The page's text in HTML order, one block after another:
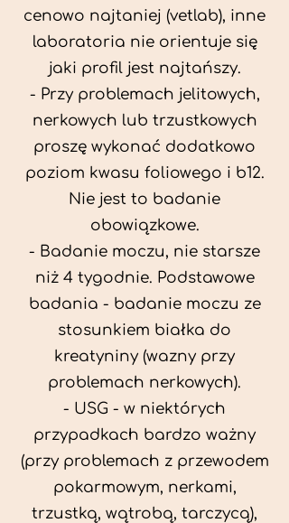
cenowo najtaniej (vetlab), inne
laboratoria nie orientuje się
jaki profil jest najtańszy.
- Przy problemach jelitowych,
nerkowych lub trzustkowych
proszę wykonać dodatkowo
poziom kwasu foliowego i b12.
Nie jest to badanie
obowiązkowe.
- Badanie moczu, nie starsze
niż 4 tygodnie. Podstawowe
badania - badanie moczu ze
stosunkiem białka do
kreatyniny (wazny przy
problemach nerkowych).
- USG - w niektórych
przypadkach bardzo ważny
(przy problemach z przewodem
pokarmowym, nerkami,
trzustką, wątrobą, tarczycą),